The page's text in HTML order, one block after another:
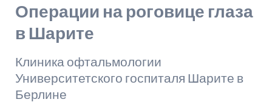
Операции на роговице глаза
в Шарите
Клиника офтальмологии
Университетского госпиталя Шарите в
Берлине